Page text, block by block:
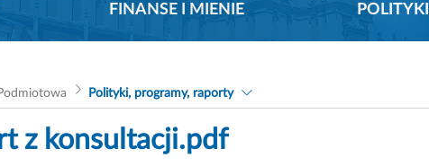
FINANSE I MIENIE
Polityki, programy, raporty
z konsultacji.pdf